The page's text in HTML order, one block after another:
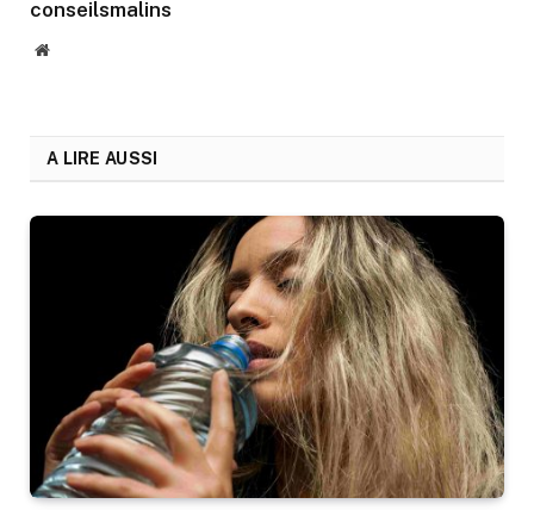
conseilsmalins
Website
A LIRE AUSSI